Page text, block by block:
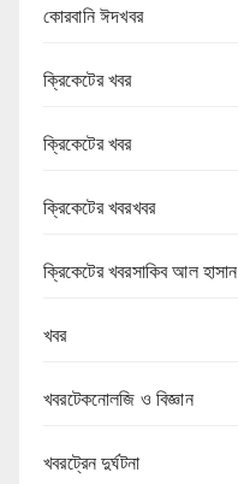
কোরবানি ঈদখবর
ক্রিকেটের খবর
ক্রিকেটের খবর
ক্রিকেটের খবরখবর
ক্রিকেটের খবরসাকিব আল হাসান
খবর
খবরটেকনোলজি ও বিজ্ঞান
খবরট্রেন দুর্ঘটনা